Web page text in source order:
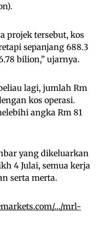
projek tersebut, kos
sepanjang 688.3
bilion,” ujarnya.
lagi, jumlah Rm
kos operasi.
angka Rm 81
yang dikeluarkan
4 Julai, semua kerja
serta merta.
…/mrl-